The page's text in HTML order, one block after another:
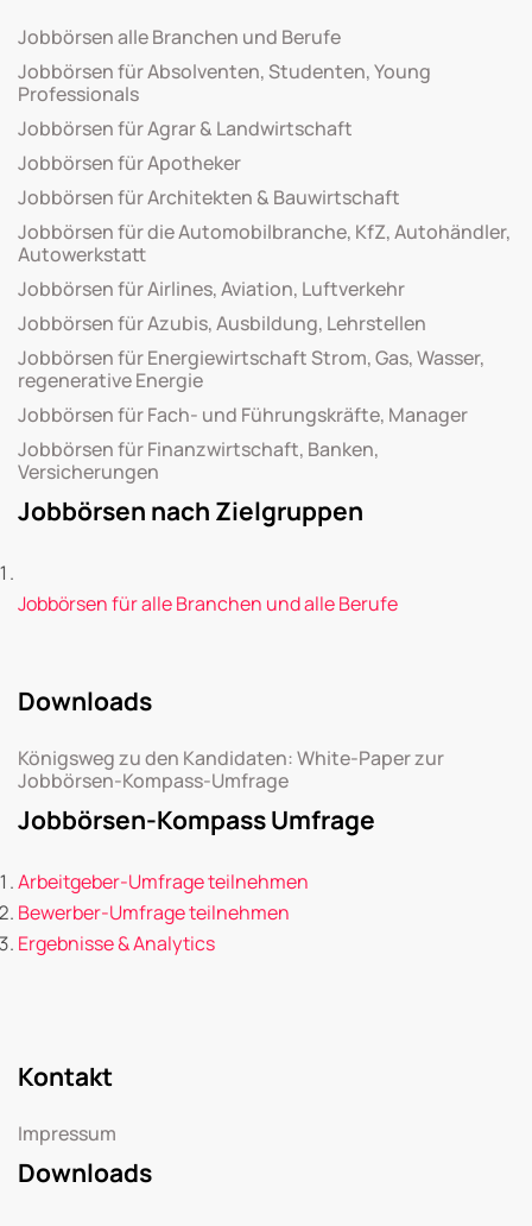
Jobbörsen alle Branchen und Berufe
Jobbörsen für Absolventen, Studenten, Young
Professionals
Jobbörsen für Agrar & Landwirtschaft
Jobbörsen für Apotheker
Jobbörsen für Architekten & Bauwirtschaft
Jobbörsen für die Automobilbranche, KfZ, Autohändler,
Autowerkstatt
Jobbörsen für Airlines, Aviation, Luftverkehr
Jobbörsen für Azubis, Ausbildung, Lehrstellen
Jobbörsen für Energiewirtschaft Strom, Gas, Wasser,
regenerative Energie
Jobbörsen für Fach- und Führungskräfte, Manager
Jobbörsen für Finanzwirtschaft, Banken,
Versicherungen
Jobbörsen nach Zielgruppen
Jobbörsen für alle Branchen und alle Berufe
Downloads
Königsweg zu den Kandidaten: White-Paper zur
Jobbörsen-Kompass-Umfrage
Jobbörsen-Kompass Umfrage
Arbeitgeber-Umfrage teilnehmen
Bewerber-Umfrage teilnehmen
Ergebnisse & Analytics
Kontakt
Impressum
Downloads